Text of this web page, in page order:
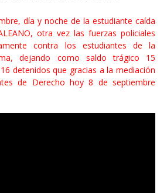
día y noche de la estudiante caída
otra vez las fuerzas policiales
contra los estudiantes de la
dejando como saldo trágico 15
detenidos que gracias a la mediación
de Derecho hoy 8 de septiembre